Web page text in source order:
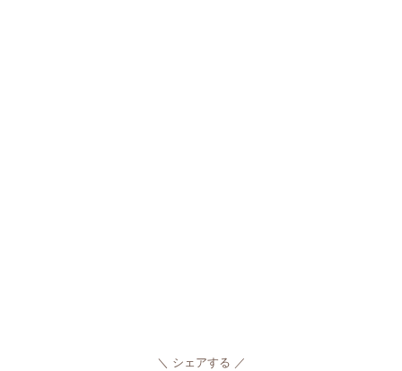
シェアする